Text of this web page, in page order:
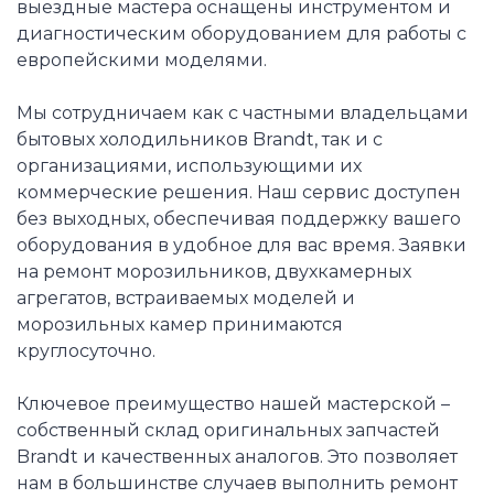
выездные мастера оснащены инструментом и
диагностическим оборудованием для работы с
европейскими моделями.
Мы сотрудничаем как с частными владельцами
бытовых холодильников Brandt, так и с
организациями, использующими их
коммерческие решения. Наш сервис доступен
без выходных, обеспечивая поддержку вашего
оборудования в удобное для вас время. Заявки
на ремонт морозильников, двухкамерных
агрегатов, встраиваемых моделей и
морозильных камер принимаются
круглосуточно.
Ключевое преимущество нашей мастерской –
собственный склад оригинальных запчастей
Brandt и качественных аналогов. Это позволяет
нам в большинстве случаев выполнить ремонт